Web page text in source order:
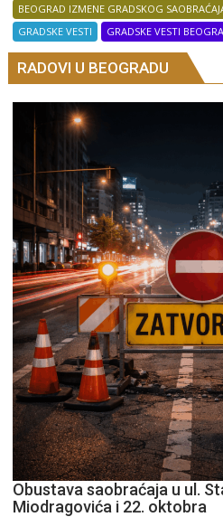
BEOGRAD IZMENE GRADSKOG
GRADSKE VESTI
GRADSKE VESTI
RADOVI U BEOGRADU
Obustava saobraćaja u ul.
Miodragovića i 22. oktobra